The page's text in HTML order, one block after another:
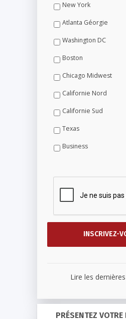
New York
Atlanta Géorgie
Washington DC
Boston
Chicago Midwest
Californie Nord
Californie Sud
Texas
Business
Lire les
PRÉSENTEZ VOTRE